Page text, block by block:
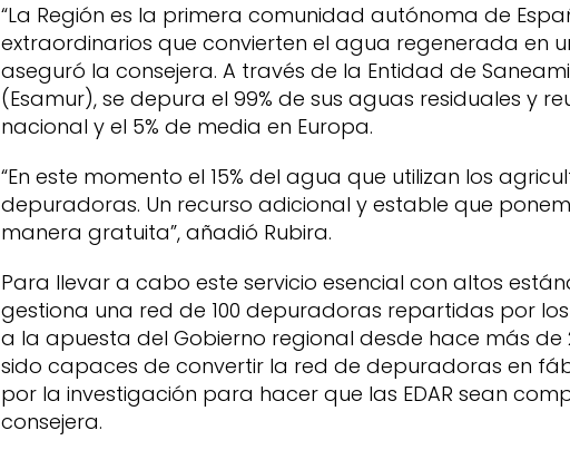
“La Región es la primera comunidad autónoma de
extraordinarios que convierten el agua regenerada en
aseguró la consejera. A través de la Entidad de
(Esamur), se depura el 99% de sus aguas residuales y
nacional y el 5% de media en Europa.
“En este momento el 15% del agua que utilizan los
depuradoras. Un recurso adicional y estable que
manera gratuita”, añadió Rubira.
Para llevar a cabo este servicio esencial con altos
gestiona una red de 100 depuradoras repartidas por
a la apuesta del Gobierno regional desde hace más
sido capaces de convertir la red de depuradoras en
por la investigación para hacer que las EDAR sean
consejera.